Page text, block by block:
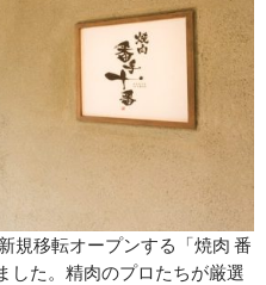
規移転オープンする「焼肉 番
した。精肉のプロたちが厳選